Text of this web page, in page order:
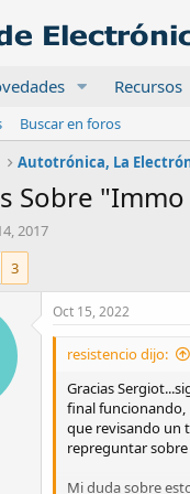
Recursos
Buscar en foros
Autotrónica, La
Sobre
2017
3
Oct 15, 2022
resistencio dijo:
Gracias
final funcionando,
que revisando un
repreguntar sobre
Mi duda sobre